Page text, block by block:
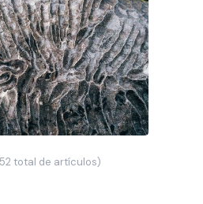
Página
total de artículos)